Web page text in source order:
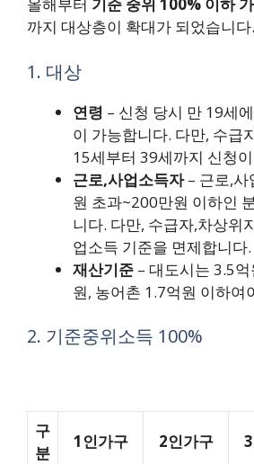
까지 대상층이 확대가 되었습니다.
1. 대상
연령 – 신청 당시 만 19세
이 가능합니다. 다만, 수급
15세부터 39세까지 신청
근로,사업소득자– 근로,사
원 초과~200만원 이하인
니다. 다만, 수급자,차상위
업소득 기준을 면제합니다.
재산기준 – 대도시는 3.5
원, 농어촌 1.7억원 이하여
2. 기준중위소득 100%
구
분
1인가구 2인가구